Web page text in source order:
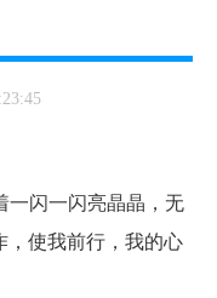
一闪一闪亮晶晶，无
使我前行，我的心